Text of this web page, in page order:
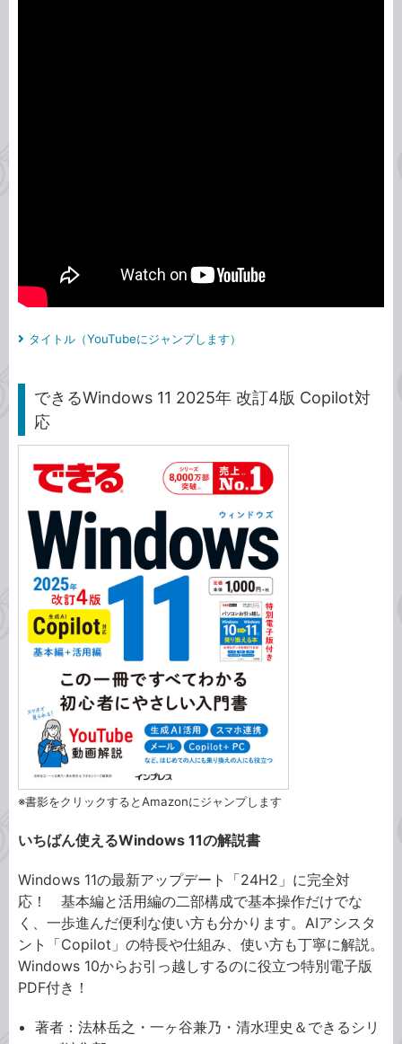
タイトル（YouTubeにジャンプします）
できるWindows 11 2025年 改訂4版 Copilot対
応
※書影をクリックするとAmazonにジャンプします
いちばん使えるWindows 11の解説書
Windows 11の最新アップデート「24H2」に完全対
応！ 基本編と活用編の二部構成で基本操作だけでな
く、一歩進んだ便利な使い方も分かります。AIアシスタ
ント「Copilot」の特長や仕組み、使い方も丁寧に解説。
Windows 10からお引っ越しするのに役立つ特別電子版
PDF付き！
著者：法林岳之・一ヶ谷兼乃・清水理史＆できるシリ